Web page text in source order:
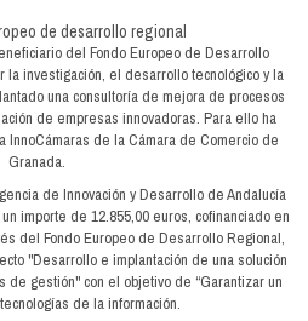
del Fondo Europeo de Desarrollo
la investigación, el desarrollo tecnológico y la
una consultoría de mejora de procesos
de empresas innovadoras. Para ello ha
InnoCámaras de la Cámara de Comercio de
Granada.
de Innovación y Desarrollo de Andalucía
importe de 12.855,00 euros, cofinanciado en
del Fondo Europeo de Desarrollo Regional,
"Desarrollo e implantación de una solución
de gestión" con el objetivo de “Garantizar un
de la información.